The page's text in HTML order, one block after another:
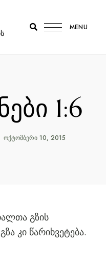
MENU
1:6
ᲝᲥᲢᲝᲛᲑᲔᲠᲘ 10, 2015
გზის
კი წარიხვეტება.